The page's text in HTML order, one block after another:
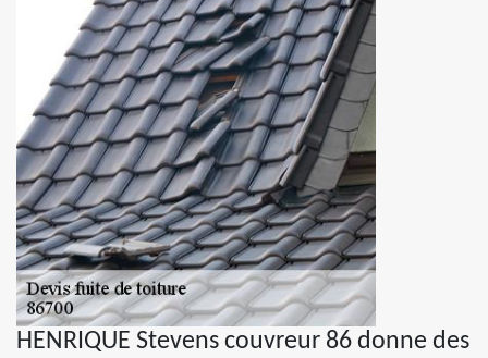
HENRIQUE Stevens couvreur 86 donne des